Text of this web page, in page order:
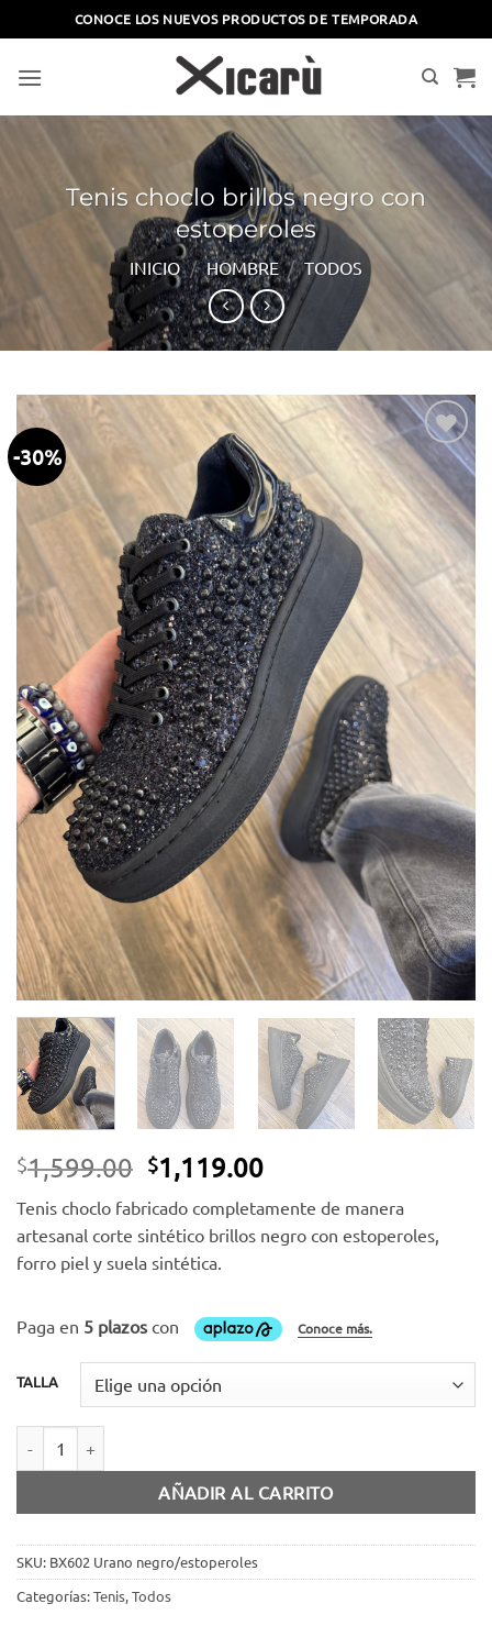
al
contenido
CONOCE LOS NUEVOS PRODUCTOS DE TEMPORADA
Tenis choclo brillos negro con
estoperoles
INICIO / HOMBRE / TODOS
-30%
Añadir
a la
lista
de
deseos
$1,599.00 El
precio
original
era:
$1,599.00.
$1,119.00El
actual
es:
Tenis choclo fabricado completamente de manera
artesanal corte sintético brillos negro con estoperoles,
forro piel y suela sintética.
TALLA
AÑADIR AL CARRITO
SKU: BX602 Urano negro/estoperoles
Categorías:Tenis,Todos